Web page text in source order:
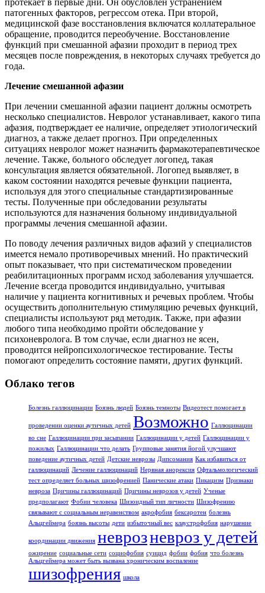
протекает в первые дни. Он обусловлен устранением
патогенных факторов, регрессом отека. При второй,
медицинской фазе восстановления включатся коллатеральное
обращение, проводится переобучение. Восстановление
функций при смешанной афазии проходит в период трех
месяцев после повреждения, в некоторых случаях требуется до
года.
Лечение смешанной афазии
При лечении смешанной афазии пациент должны осмотреть
несколько специалистов. Невролог устанавливает, какого типа
афазия, подтверждает ее наличие, определяет этиологический
диагноз, а также делает прогноз. При определенных
ситуациях невролог может назначить фармакотерапевтическое
лечение. Также, больного обследует логопед, такая
консультация является обязательной. Логопед выявляет, в
каком состоянии находятся речевые функции пациента,
используя для этого специальные стандартизированные
тесты. Полученные при обследовании результаты
используются для назначения больному индивидуальной
программы лечения смешанной афазии.
По поводу лечения различных видов афазий у специалистов
имеется немало противоречивых мнений. Но практический
опыт показывает, что при систематическом проведении
реабилитационных программ исход заболевания улучшается.
Лечение всегда проводится индивидуально, учитывая
наличие у пациента когнитивных и речевых проблем. Чтобы
осуществить дополнительную стимуляцию речевых функций,
специалисты используют ряд методик. Также, при афазии
любого типа необходимо пройти обследование у
психоневролога. В том случае, если диагноз не ясен,
проводится нейропсихологическое тестирование. Тесты
помогают определить состояние памяти, других функций.
Облако тегов
Болезнь галлюцинации Боязнь людей Боязнь темноты Видеотест помогает в
проведении оценки аутичных детей Возможно Галлюцинации
во сне Галлюцинации при засыпании Галлюцинации у детей Галлюцинации у
пожилых Галлюцинации что делать Групповые занятия йогой улучшают
поведение аутичных детей Детские неврозы Дипсомания Как избавиться от
галлюцинаций Лечение галлюцинаций Нервная анорексия Офтальмологический
тест определяет больных шизофренией Панические атаки Пикацизм Признаки
невроза Причины галлюцинаций Причины неврозов у детей Ученые
предполагают Фобии человека Шизоидный тип личности Шизофрению
связывают с социальным неравенством акрофобия бексаротен болезнь
Альцгеймера боязнь высоты дети избыточный вес клаустрофобия нарушение
координации движения неврозневроз у детей
ожирение социальные сети социофобия суицид фобии фобия что болезнь
Альцгеймера может быть вызвана хроническим воспаление
шизофрения школа